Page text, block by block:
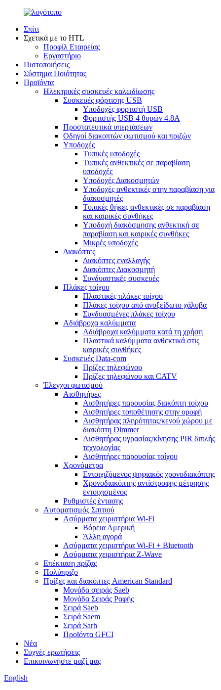
Σπίτι
Σχετικά με το HTL
Προφίλ Εταιρείας
Εργαστήριο
Πιστοποιήσεις
Σύστημα Ποιότητας
Προϊόντα
Ηλεκτρικές συσκευές καλωδίωσης
Συσκευές φόρτισης USB
Υποδοχές φορτιστή USB
Φορτιστής USB 4 θυρών 4.8A
Προστατευτικά υπερτάσεων
Οδηγοί διακοπτών φωτισμού και πριζών
Υποδοχές
Τυπικές υποδοχές
Τυπικές ανθεκτικές σε παραβίαση
υποδοχές
Υποδοχές Διακοσμητών
Υποδοχές ανθεκτικές στην παραβίαση για
διακοσμητές
Τυπικές θήκες ανθεκτικές σε παραβίαση
και καιρικές συνθήκες
Υποδοχή διακόσμησης ανθεκτική σε
παραβίαση και καιρικές συνθήκες
Μικρές υποδοχές
Διακόπτες
Διακόπτες εναλλαγής
Διακόπτες Διακοσμητή
Συνδυαστικές συσκευές
Πλάκες τοίχου
Πλαστικές πλάκες τοίχου
Πλάκες τοίχου από ανοξείδωτο χάλυβα
Συνδυασμένες πλάκες τοίχου
Αδιάβροχα καλύμματα
Αδιάβροχα καλύμματα κατά τη χρήση
Πλαστικά καλύμματα ανθεκτικά στις
καιρικές συνθήκες
Συσκευές Data-com
Πρίζες τηλεφώνου
Πρίζες τηλεφώνου και CATV
Έλεγχοι φωτισμού
Αισθητήρες
Αισθητήρες παρουσίας διακόπτη τοίχου
Αισθητήρες τοποθέτησης στην οροφή
Αισθητήρας πληρότητας/κενού χώρου με
διακόπτη Dimmer
Αισθητήρας υγρασίας/κίνησης PIR διπλής
τεχνολογίας
Αισθητήρες παρουσίας τοίχου
Χρονόμετρα
Εντοιχιζόμενος ψηφιακός χρονοδιακόπτης
Χρονοδιακόπτης αντίστροφης μέτρησης
εντοιχισμένος
Ρυθμιστές έντασης
Αυτοματισμός Σπιτιού
Ασύρματα χειριστήρια Wi-Fi
Βόρεια Αμερική
Άλλη αγορά
Ασύρματα χειριστήρια Wi-Fi + Bluetooth
Ασύρματα χειριστήρια Z-Wave
Επέκταση πρίζας
Πολύπριζο
Πρίζες και διακόπτες American Standard
Μονάδα σειράς Saeb
Μονάδα Σειράς Ραφής
Σειρά Saeb
Σειρά Saem
Σειρά Sarh
Προϊόντα GFCI
Νέα
Συχνές ερωτήσεις
Επικοινωνήστε μαζί μας
English